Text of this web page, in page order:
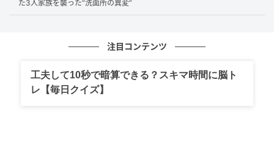
当初は、何の問題もない順調なスタートに見えていた
のです。
「払えているのに苦しい」という違和感
た3人家族を襲った“洗面所の異変”
注目コンテンツ
工夫して10秒で暗算できる？スキマ時間に脳ト
レ【毎日クイズ】